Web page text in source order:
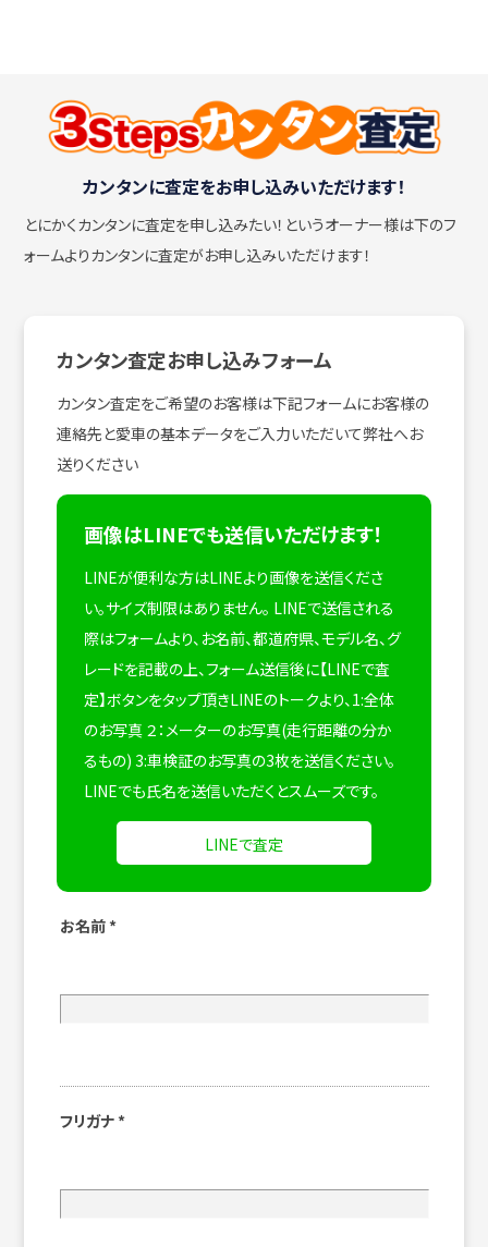
カンタンに査定をお申し込みいただけます！
とにかくカンタンに査定を申し込みたい！ というオーナー様は下のフ
ォームよりカンタンに査定がお申し込みいただけます！
カンタン査定お申し込みフォーム
カンタン査定をご希望のお客様は下記フォームにお客様の
連絡先と愛車の基本データをご入力いただいて弊社へお
送りください
画像はLINEでも送信いただけます！
LINEが便利な方はLINEより画像を送信くださ
い。サイズ制限はありません。 LINEで送信される
際はフォームより、お名前、都道府県、モデル名、グ
レードを記載の上、フォーム送信後に【LINEで査
定】ボタンをタップ頂きLINEのトークより、1:全体
のお写真 ２：メーターのお写真(走行距離の分か
るもの) 3:車検証のお写真の3枚を送信ください。
LINEでも氏名を送信いただくとスムーズです。
LINEで査定
お名前 *
フリガナ *